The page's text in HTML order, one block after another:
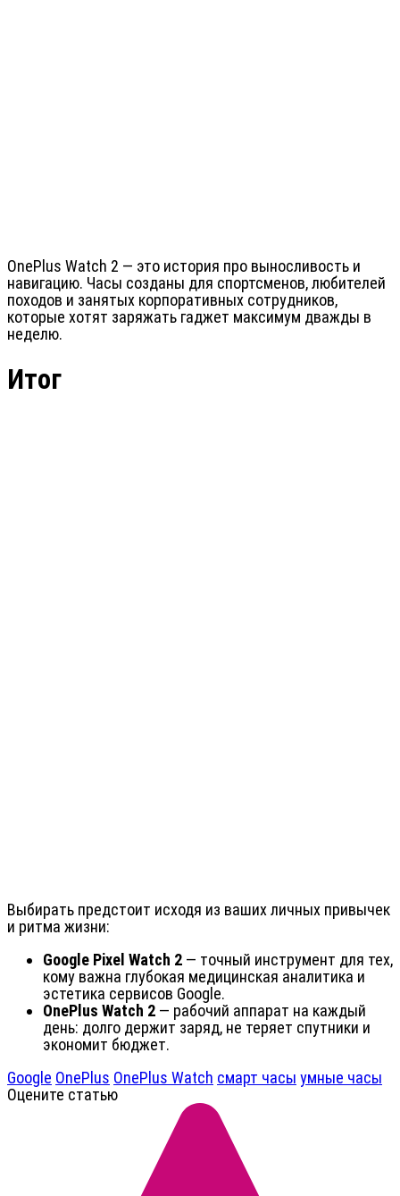
OnePlus Watch 2 — это история про выносливость и
навигацию. Часы созданы для спортсменов, любителей
походов и занятых корпоративных сотрудников,
которые хотят заряжать гаджет максимум дважды в
неделю.
Итог
Выбирать предстоит исходя из ваших личных привычек
и ритма жизни:
Google Pixel Watch 2 — точный инструмент для тех,
кому важна глубокая медицинская аналитика и
эстетика сервисов Google.
OnePlus Watch 2 — рабочий аппарат на каждый
день: долго держит заряд, не теряет спутники и
экономит бюджет.
Google OnePlus OnePlus Watch смарт часы умные часы
Оцените статью